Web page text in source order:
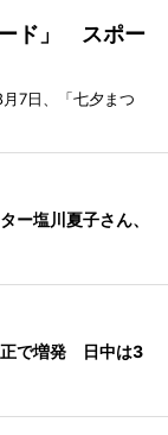
ード」 スポー
7日、「七夕まつ
ー塩川夏子さん、
正で増発 日中は3